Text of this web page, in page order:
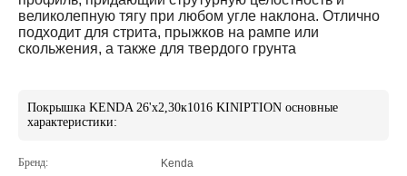
великолепную тягу при любом угле наклона. Отлично
подходит для стрита, прыжков на рампе или
скольжения, а также для твердого грунта
Покрышка KENDA 26'х2,30к1016 KINIPTION основные
характеристики:
Бренд: Kenda